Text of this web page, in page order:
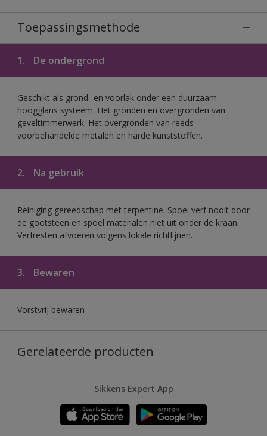
Toepassingsmethode
1. De ondergrond
Geschikt als grond- en voorlak onder een duurzaam
hoogglans systeem. Het gronden en overgronden van
geveltimmerwerk. Het overgronden van reeds
voorbehandelde metalen en harde kunststoffen.
2. Na gebruik
Reiniging gereedschap met terpentine. Spoel verf nooit door
de gootsteen en spoel materialen niet uit onder de kraan.
Verfresten afvoeren volgens lokale richtlijnen.
3. Bewaren
Vorstvrij bewaren
Gerelateerde producten
Sikkens Expert App